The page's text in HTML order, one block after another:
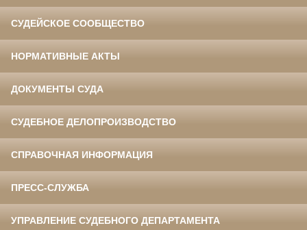
СУДЕЙСКОЕ СООБЩЕСТВО
НОРМАТИВНЫЕ АКТЫ
ДОКУМЕНТЫ СУДА
СУДЕБНОЕ ДЕЛОПРОИЗВОДСТВО
СПРАВОЧНАЯ ИНФОРМАЦИЯ
ПРЕСС-СЛУЖБА
УПРАВЛЕНИЕ СУДЕБНОГО ДЕПАРТАМЕНТА